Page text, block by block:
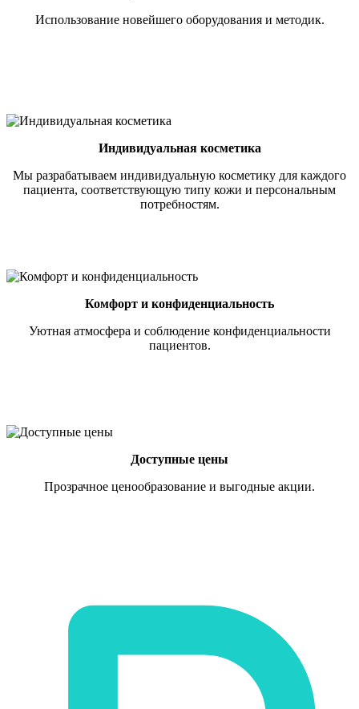
Использование новейшего оборудования и методик.
Индивидуальная косметика
Мы разрабатываем индивидуальную косметику для каждого
пациента, соответствующую типу кожи и персональным
потребностям.
Комфорт и конфиденциальность
Уютная атмосфера и соблюдение конфиденциальности
пациентов.
Доступные цены
Прозрачное ценообразование и выгодные акции.